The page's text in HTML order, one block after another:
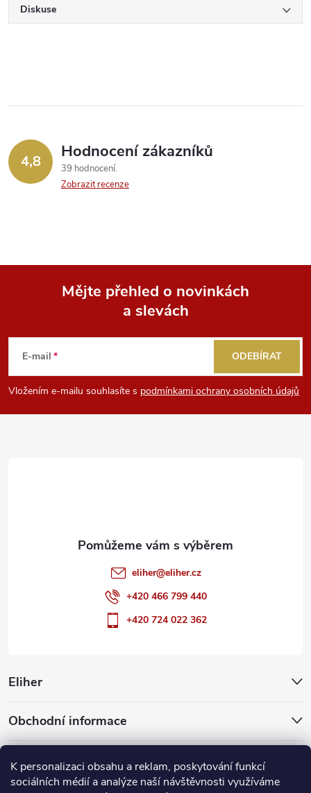
K personalizaci obsahu a reklam, poskytování funkcí
sociálních médií a analýze naší návštěvnosti využíváme
Diskuse
4,8 Hodnocení zákazníků
39 hodnocení
Zobrazit recenze
p
a
Mějte přehled o novinkách
a slevách
E-mail
Vložením e-mailu souhlasíte s podmínkami ochrany osobních údajů
ODEBÍRAT
Eliher
Obchodní informace
Partnerské weby
eliher@eliher.cz
+420 466 799 440
+420 724 022 362